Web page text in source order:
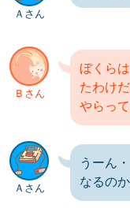
Ａさん
Ｂさん
ぼくら
たわけ
やらっ
Ａさん
うーん
なるのか